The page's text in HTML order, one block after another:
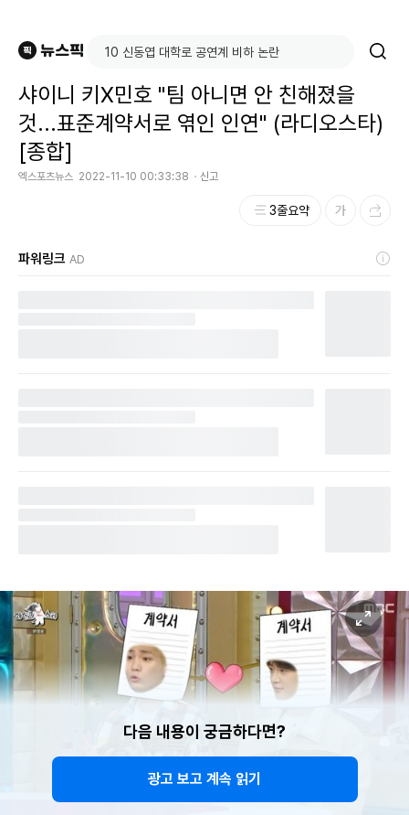
샤이니 키X민호 "팀 아니면 안 친해졌을
것...표준계약서로 엮인 인연" (라디오스타)
[종합]
엑스포츠뉴스 2022-11-10 00:33:38 신고
3줄요약
파워링크 AD
다음 내용이 궁금하다면?
광고 보고 계속 읽기